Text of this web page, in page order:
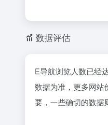
数据评估
E导航浏览人数已经
数据为准，更多网站
要，一些确切的数据